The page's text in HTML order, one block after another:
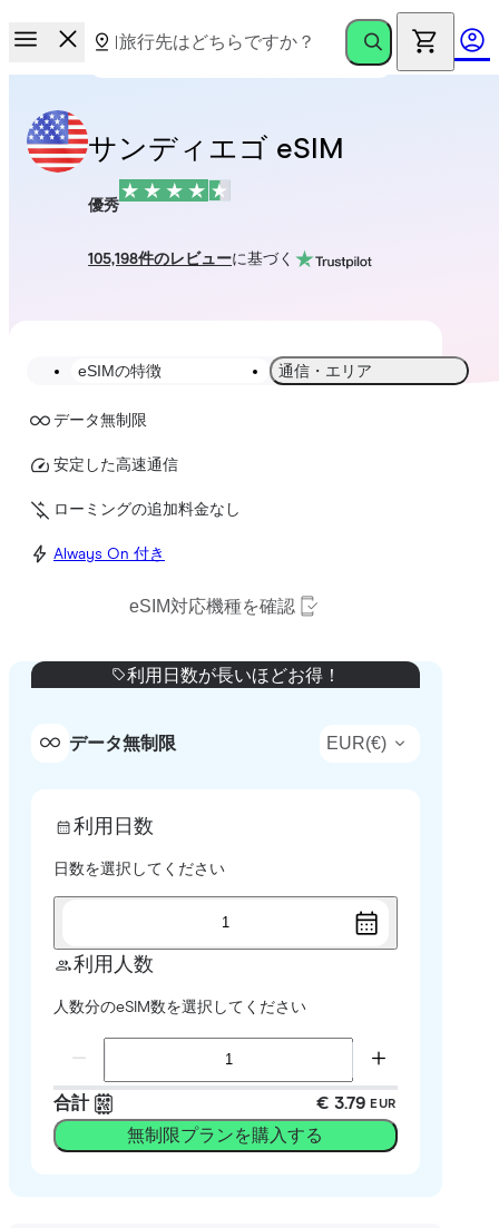
サンディエゴ eSIM
優秀
105,198件のレビューに基づく
eSIMの特徴 通信・エリア
データ無制限
安定した高速通信
ローミングの追加料金なし
Always On 付き
eSIM対応機種を確認
利用日数が長いほどお得！
データ無制限 EUR(€)
利用日数
日数を選択してください
1
利用人数
人数分のeSIM数を選択してください
合計 € 3.79 EUR
無制限プランを購入する